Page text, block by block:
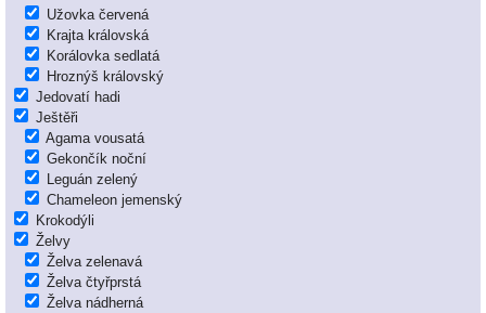
Užovka červená
Krajta královská
Korálovka sedlatá
Hroznýš královský
Jedovatí hadi
Ještěři
Agama vousatá
Gekončík noční
Leguán zelený
Chameleon jemenský
Krokodýli
Želvy
Želva zelenavá
Želva čtyřprstá
Želva nádherná